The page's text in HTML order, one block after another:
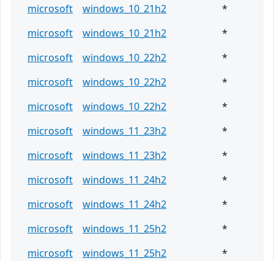
microsoft
windows_10_21h2
*
microsoft
windows_10_21h2
*
microsoft
windows_10_22h2
*
microsoft
windows_10_22h2
*
microsoft
windows_10_22h2
*
microsoft
windows_11_23h2
*
microsoft
windows_11_23h2
*
microsoft
windows_11_24h2
*
microsoft
windows_11_24h2
*
microsoft
windows_11_25h2
*
microsoft
windows_11_25h2
*